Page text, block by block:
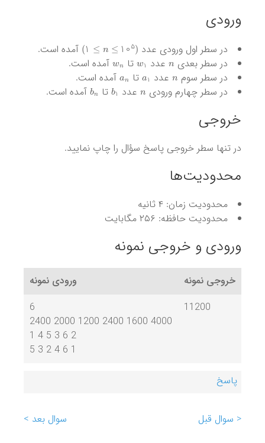
ورودی
در سطر اول ورودی عدد ) آمده است.
در سطر بعدی nعدد w1 تا w n
آمده است.
در سطر سوم nعدد a 1 تا a n آمده است.
در سطر چهارم ورودی nعدد b 1 تا bn آمده است.
خروجی
در تنها سطر خروجی پاسخ سؤال را چاپ نمایید.
محدودیت‌ها
محدودیت زمان: ۴ ثانیه
محدودیت حافظه: ۲۵۶ مگابایت
ورودی و خروجی نمونه
ورودی نمونه
خروجی نمونه
6
2400 2000 1200 2400 1600 4000
1 4 5 3 6 2
5 3 2 4 6 1
11200
پاسخ
< سوال قبل سوال بعد >